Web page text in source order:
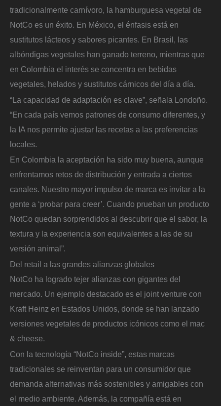
tradicionalmente carnívoro, la hamburguesa vegetal de
NotCo es un éxito. En México, el énfasis está en
sustitutos lácteos y sabores picantes. En Brasil, las
albóndigas vegetales han ganado terreno, mientras que
en Colombia el interés se concentra en bebidas
vegetales, helados y sustitutos cárnicos del día a día.
“La capacidad de adaptación es clave”, señala Londoño.
“En cada país vemos patrones de consumo diferentes, y
la IA nos permite ajustar las recetas a las preferencias
locales.
En Colombia la aceptación ha sido muy buena, aunque
enfrentamos retos de distribución y entrada a ciertos
canales. Nuestro mayor impulso de marca es invitar a la
gente a ‘probar para creer’. Cuando prueban un producto
NotCo quedan sorprendidos al descubrir que el sabor, la
textura y la experiencia son equivalentes a las de su
versión animal”.
Del retail a las grandes alianzas globales
NotCo ha logrado tejer alianzas con gigantes del
mercado. Un ejemplo destacado es el joint venture con
Kraft Heinz en Estados Unidos, donde se han lanzado
versiones vegetales de productos icónicos como el mac
& cheese.
Con la tecnología “NotCo inside”, estas marcas
tradicionales se reinventan para un consumidor que
demanda alternativas más sostenibles y amigables con
el medio ambiente. Además, la compañía está en